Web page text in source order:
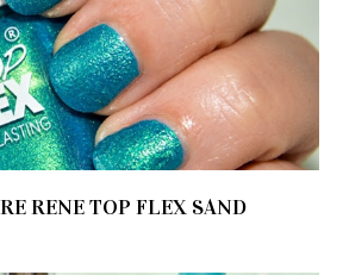
RENE TOP FLEX SAND